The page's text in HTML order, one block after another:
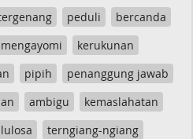
peduli
bercanda
mengayomi
kerukunan
pipih
penanggung jawab
ambigu
kemaslahatan
terngiang-ngiang